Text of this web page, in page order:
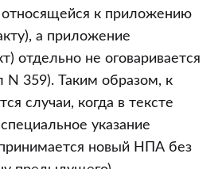
относящейся к приложению
а приложение
отдельно не оговаривается
N 359). Таким образом, к
случаи, когда в тексте
указание
новый НПА без